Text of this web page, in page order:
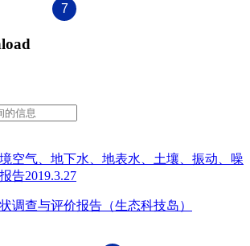
7
空气、地下水、地表水、土壤、振动、噪
告2019.3.27
调查与评价报告（生态科技岛）